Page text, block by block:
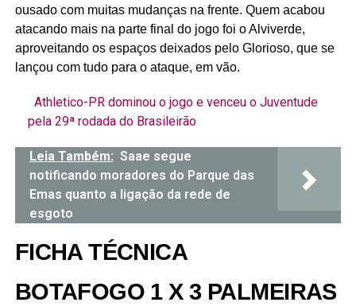
ousado com muitas mudanças na frente. Quem acabou
atacando mais na parte final do jogo foi o Alviverde,
aproveitando os espaços deixados pelo Glorioso, que se
lançou com tudo para o ataque, em vão.
Athletico-PR dominou o jogo e venceu o Juventude
pela 29ª rodada do Brasileirão
Leia Também: Saae segue
notificando moradores do Parque das
Emas quanto a ligação da rede de
esgoto
FICHA TÉCNICA
BOTAFOGO 1 X 3 PALMEIRAS